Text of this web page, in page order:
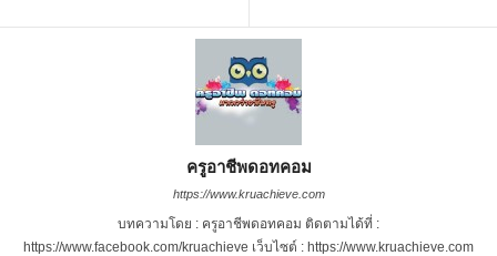
ครูอาชีพดอทคอม
https://www.kruachieve.com
บทความโดย : ครูอาชีพดอทคอม ติดตามได้ที่ :
https://www.facebook.com/kruachieve เว็บไซต์ : https://www.kruachieve.com